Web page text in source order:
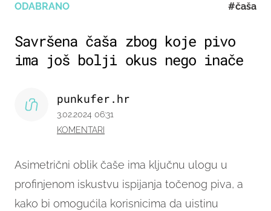
ODABRANO #čaša
Savršena čaša zbog koje pivo
ima još bolji okus nego inače
Asimetrični oblik čaše ima ključnu ulogu u
profinjenom iskustvu ispijanja točenog piva, a
kako bi omogućila korisnicima da uistinu
punkufer.hr
3.02.2024 06:31
KOMENTARI